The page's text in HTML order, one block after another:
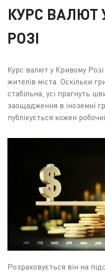
КУРС ВАЛЮТ
РОЗІ
Курс валют у Кривому
жителів міста. Оскільки
стабільна, усі прагнуть
заощадження в іноземні
публікується кожен
Розраховується він на